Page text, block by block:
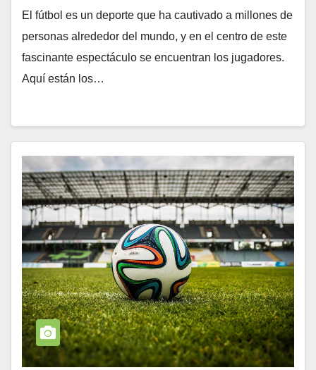
El fútbol es un deporte que ha cautivado a millones de
personas alrededor del mundo, y en el centro de este
fascinante espectáculo se encuentran los jugadores.
Aquí están los…